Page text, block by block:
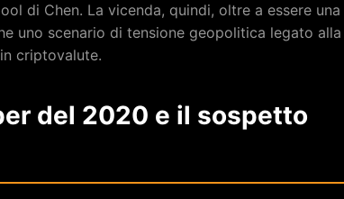
di Chen. La vicenda, quindi, oltre a essere una
uno scenario di tensione geopolitica legato alla
criptovalute.
del 2020 e il sospetto